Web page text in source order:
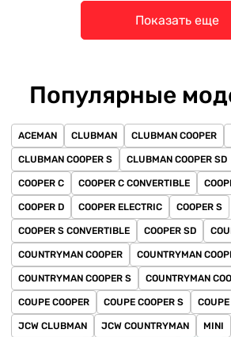
Показать еще
Популярные
ACEMAN CLUBMAN CLUBMAN COOPER
CLUBMAN COOPER S CLUBMAN COOPER SD
COOPER C COOPER C CONVERTIBLE
COOPER D COOPER ELECTRIC COOPER S
COOPER S CONVERTIBLE COOPER SD
COUNTRYMAN COOPER COUNTRYMAN
COUNTRYMAN COOPER S COUNTRYMAN
COUPE COOPER COUPE COOPER S
JCW CLUBMAN JCW COUNTRYMAN MINI